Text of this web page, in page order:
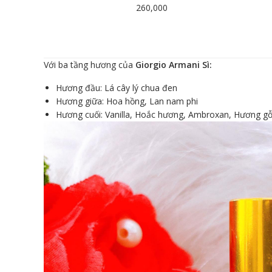
260,000
Với ba tầng hương của Giorgio Armani Sì:
Hương đầu: Lá cây lý chua đen
Hương giữa: Hoa hồng, Lan nam phi
Hương cuối: Vanilla, Hoắc hương, Ambroxan, Hương gỗ